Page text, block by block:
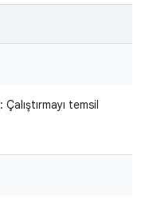
: Çalıştırmayı temsil